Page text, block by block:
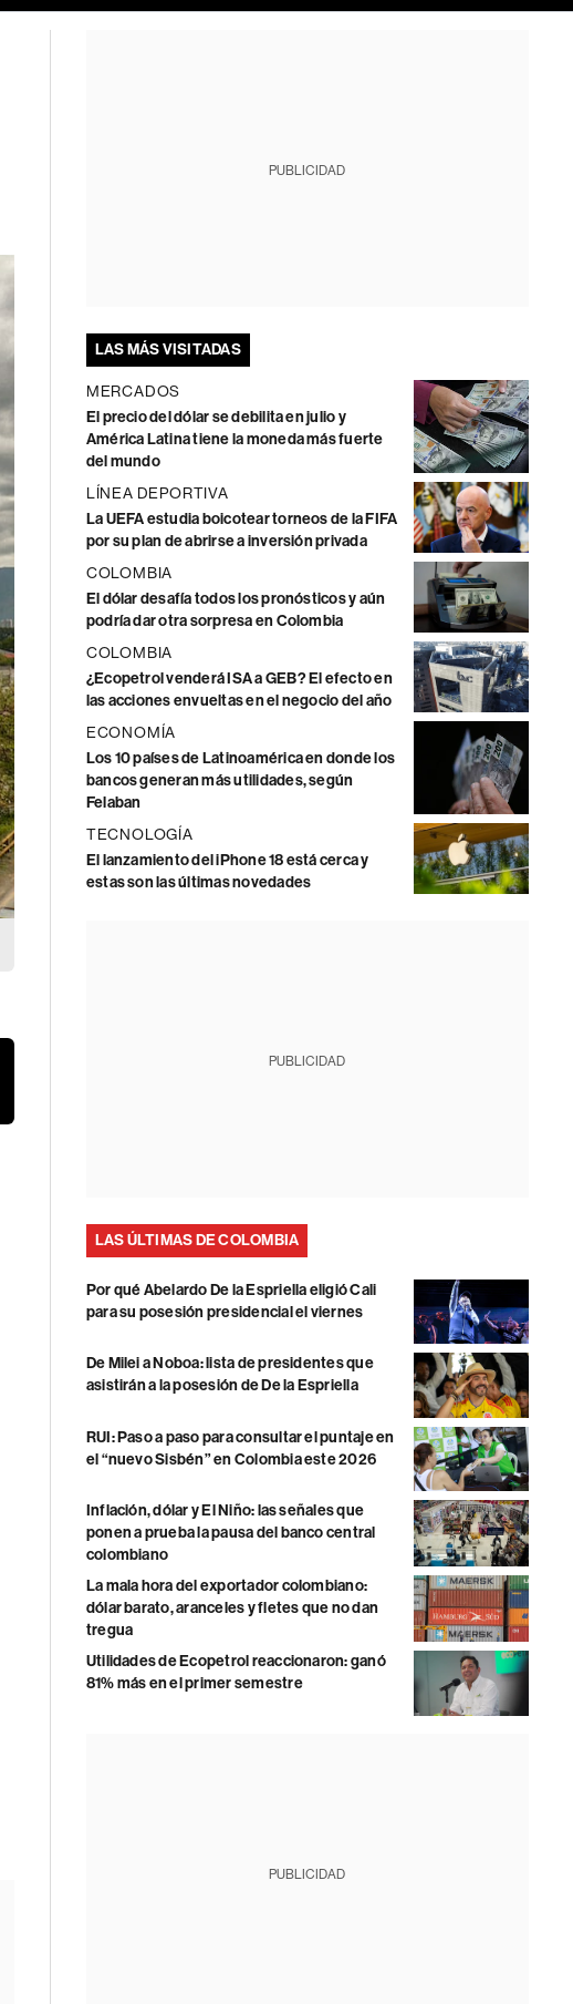
PUBLICIDAD
LAS MÁS VISITADAS
MERCADOS
El precio del dólar se debilita en julio y
América Latina tiene la moneda más fuerte
del mundo
LÍNEA DEPORTIVA
La UEFA estudia boicotear torneos de la FIFA
por su plan de abrirse a inversión privada
COLOMBIA
El dólar desafía todos los pronósticos y aún
podría dar otra sorpresa en Colombia
COLOMBIA
¿Ecopetrol venderá ISA a GEB? El efecto en
las acciones envueltas en el negocio del año
ECONOMÍA
Los 10 países de Latinoamérica en donde los
bancos generan más utilidades, según
Felaban
TECNOLOGÍA
El lanzamiento del iPhone 18 está cerca y
estas son las últimas novedades
PUBLICIDAD
LAS ÚLTIMAS DE COLOMBIA
Por qué Abelardo De la Espriella eligió Cali
para su posesión presidencial el viernes
De Milei a Noboa: lista de presidentes que
asistirán a la posesión de De la Espriella
RUI: Paso a paso para consultar el puntaje en
el “nuevo Sisbén” en Colombia este 2026
Inflación, dólar y El Niño: las señales que
ponen a prueba la pausa del banco central
colombiano
La mala hora del exportador colombiano:
dólar barato, aranceles y fletes que no dan
tregua
Utilidades de Ecopetrol reaccionaron: ganó
81% más en el primer semestre
PUBLICIDAD